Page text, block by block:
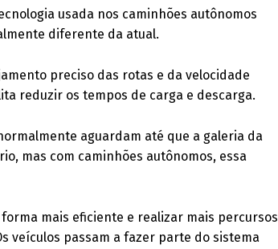
usada nos caminhões autônomos
diferente da atual.
preciso das rotas e da velocidade
reduzir os tempos de carga e descarga.
aguardam até que a galeria da
mas com caminhões autônomos, essa
mais eficiente e realizar mais percursos
veículos passam a fazer parte do sistema